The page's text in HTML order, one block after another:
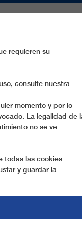
requieren su
consulte nuestra
momento y por lo
La legalidad de
no se ve
todas las cookies
y guardar la